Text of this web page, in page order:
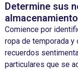
Determine sus
almacenamiento
Comience por
ropa de temporada
recuerdos
particulares que se